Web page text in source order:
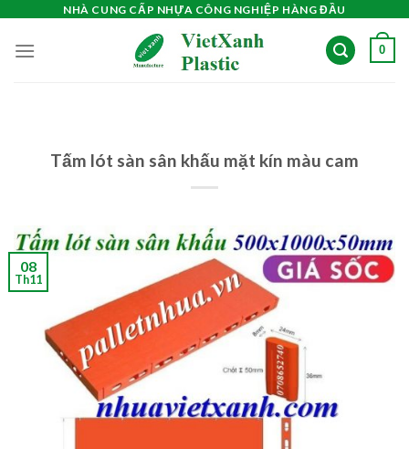
content
NHÀ CUNG CẤP NHỰA CÔNG NGHIỆP HÀNG ĐẦU
0
Tấm lót sàn sân khấu mặt kín màu cam
08
Th11